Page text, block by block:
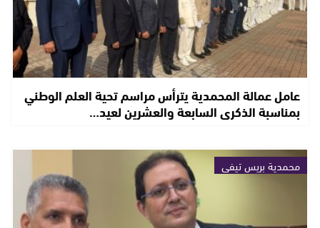
عامل عمالة المحمدية يترأس مراسم تحية العلم الوطني
بمناسبة الذكرى السابعة والعشرين لعيد…
محمدية بريس تيفي